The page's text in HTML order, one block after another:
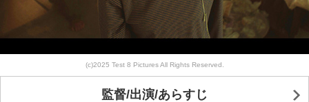
(c)2025 Test 8 Pictures All Rights Reserved.
監督/出演/あらすじ